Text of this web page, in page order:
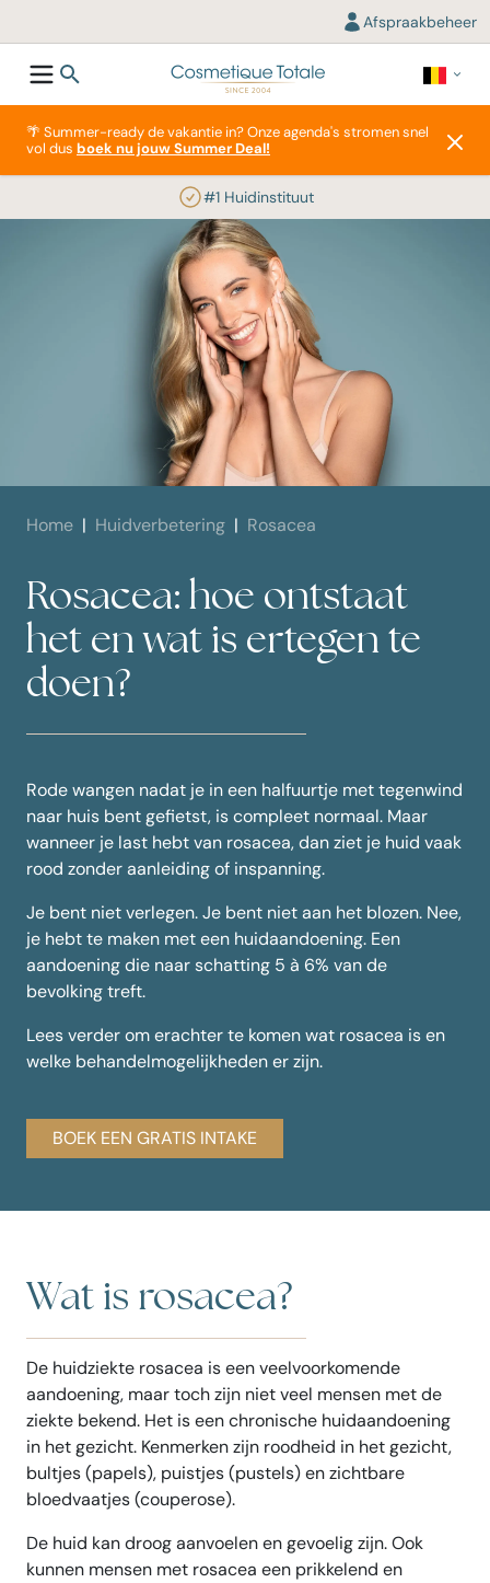
Afspraakbeheer
🌴 Summer-ready de vakantie in? Onze agenda's stromen snel
vol dus boek nu jouw Summer Deal!
#1 Huidinstituut
Home Huidverbetering Rosacea
Rosacea: hoe ontstaat
het en wat is ertegen te
doen?
Rode wangen nadat je in een halfuurtje met tegenwind
naar huis bent gefietst, is compleet normaal. Maar
wanneer je last hebt van rosacea, dan ziet je huid vaak
rood zonder aanleiding of inspanning.
Je bent niet verlegen. Je bent niet aan het blozen. Nee,
je hebt te maken met een huidaandoening. Een
aandoening die naar schatting 5 à 6% van de
bevolking treft.
Lees verder om erachter te komen wat rosacea is en
welke behandelmogelijkheden er zijn.
BOEK EEN GRATIS INTAKE
Wat is rosacea?
De huidziekte rosacea is een veelvoorkomende
aandoening, maar toch zijn niet veel mensen met de
ziekte bekend. Het is een chronische huidaandoening
in het gezicht. Kenmerken zijn roodheid in het gezicht,
bultjes (papels), puistjes (pustels) en zichtbare
bloedvaatjes (couperose).
De huid kan droog aanvoelen en gevoelig zijn. Ook
kunnen mensen met rosacea een prikkelend en